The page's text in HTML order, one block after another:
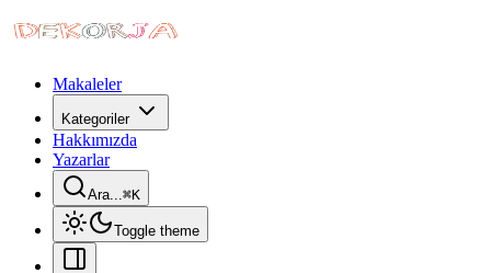
Makaleler
Kategoriler
Hakkımızda
Yazarlar
Ara...⌘K
Toggle theme